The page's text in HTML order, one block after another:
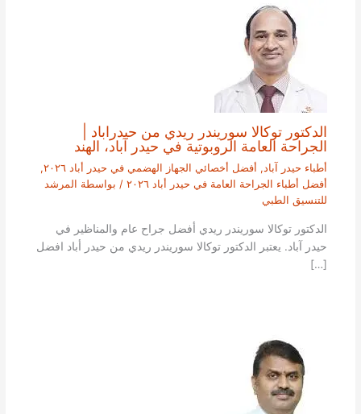
الدكتور توكالا سوريندر ريدي من حيدراباد |
الجراحة العامة الروبوتية في حيدر آباد، الهند
أطباء حيدر آباد , أفضل أخصائي الجهاز الهضمي في حيدر أباد ٢٠٢٦
,
أفضل أطباء الجراحة العامة في حيدر أباد ٢٠٢٦
/ بواسطة المرشد
للتنسيق الطبي
الدكتور توكالا سوريندر ريدي أفضل جراح عام والمناظير في
حيدر آباد. يعتبر الدكتور توكالا سوريندر ريدي من حيدر أباد افضل
[…]